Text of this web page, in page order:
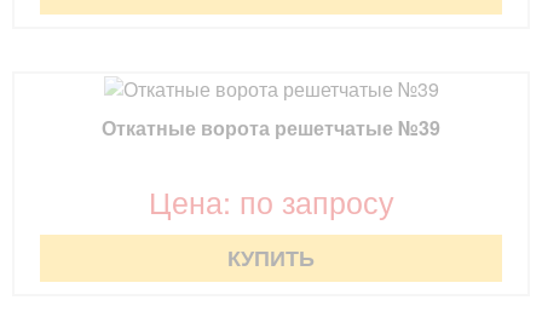
Откатные ворота решетчатые №39
Цена: по запросу
КУПИТЬ